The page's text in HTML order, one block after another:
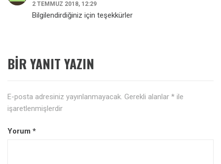
2 TEMMUZ 2018, 12:29
Bilgilendirdiğiniz için teşekkürler
BIR YANIT YAZIN
E-posta adresiniz yayınlanmayacak. Gerekli alanlar * ile
işaretlenmişlerdir
Yorum *